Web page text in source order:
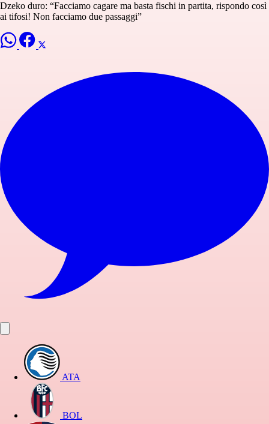
Dzeko duro: “Facciamo cagare ma basta fischi in partita, rispondo così
ai tifosi! Non facciamo due passaggi”
ATA
BOL